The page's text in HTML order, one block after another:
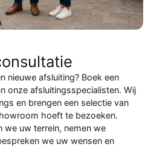
nieuwe afsluiting? Boek een
onze afsluitingsspecialisten. Wij
en brengen een selectie van
hoeft te bezoeken.
we uw terrein, nemen we
we uw wensen en